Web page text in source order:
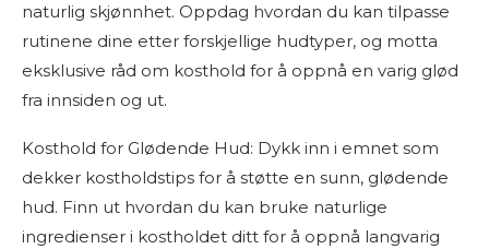
naturlig skjønnhet. Oppdag hvordan du kan tilpasse
rutinene dine etter forskjellige hudtyper, og motta
eksklusive råd om kosthold for å oppnå en varig glød
fra innsiden og ut.
Kosthold for Glødende Hud: Dykk inn i emnet som
dekker kostholdstips for å støtte en sunn, glødende
hud. Finn ut hvordan du kan bruke naturlige
ingredienser i kostholdet ditt for å oppnå langvarig